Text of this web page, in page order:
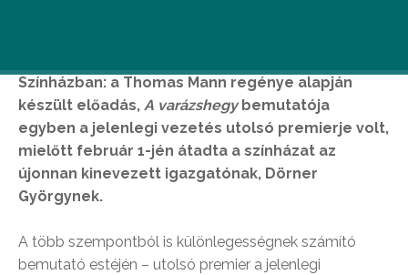
Színházban: a Thomas Mann regénye alapján
készült előadás, A varázshegybemutatója
egyben a jelenlegi vezetés utolsó premierje volt,
mielőtt február 1-jén átadta a színházat az
újonnan kinevezett igazgatónak, Dörner
Györgynek.
A több szempontból is különlegességnek számító
bemutató estéjén – utolsó premier a jelenlegi